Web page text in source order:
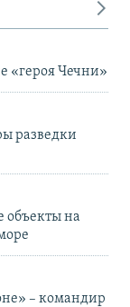
«героя Чечни»
разведки
на
– командир